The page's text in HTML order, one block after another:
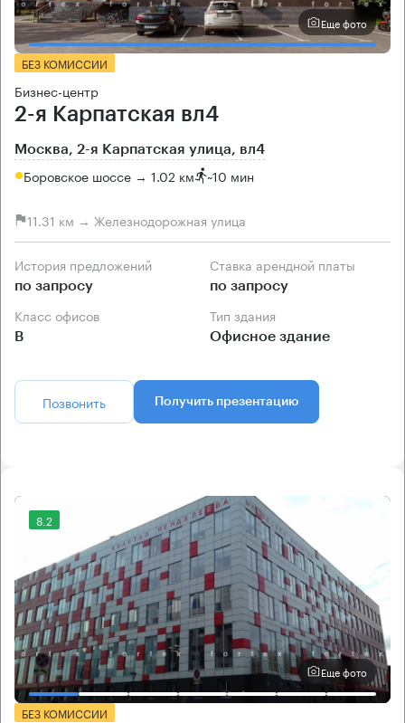
Еще фото
БЕЗ КОМИССИИ
Бизнес-центр
2-я Карпатская вл4
Москва, 2-я Карпатская улица, вл4
Боровское шоссе → 1.02 км ~10 мин
11.31 км → Железнодорожная улица
История предложений
по запросу
Ставка арендной платы
по запросу
Класс офисов
B
Тип здания
Офисное здание
Позвонить Получить презентацию
8.2
Еще фото
БЕЗ КОМИССИИ